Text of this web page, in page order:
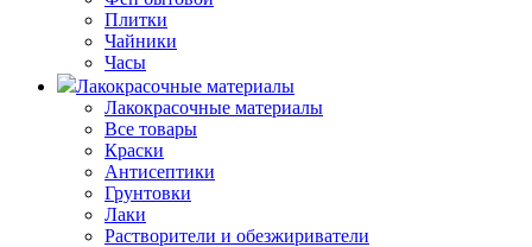
Плитки
Чайники
Часы
Лакокрасочные материалы
Лакокрасочные материалы
Все товары
Краски
Антисептики
Грунтовки
Лаки
Растворители и обезжириватели